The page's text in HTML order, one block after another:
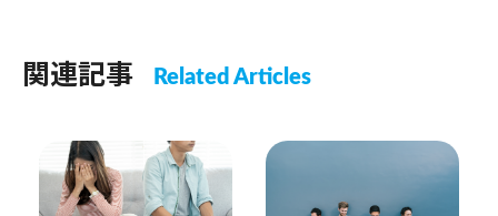
関連記事 Related Articles